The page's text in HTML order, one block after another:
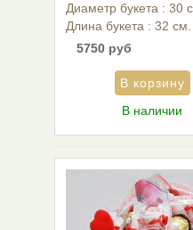
Диаметр букета : 30
Длина букета : 32 см.
5750 руб
В наличии